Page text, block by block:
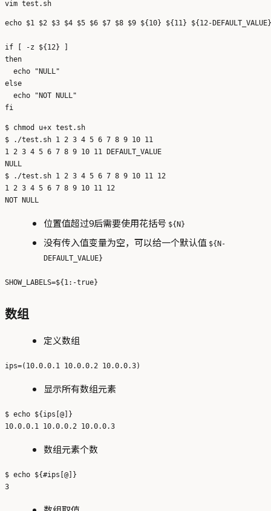
echo $1 $2 $3 $4 $5 $6 $7 $8 $9 ${10} ${11} ${12-DEFAULT_VALUE}
if [ -z ${12} ]
then
  echo "NULL"
else
  echo "NOT NULL"
$ chmod u+x test.sh
$ ./test.sh 1 2 3 4 5 6 7 8 9 10 11
1 2 3 4 5 6 7 8 9 10 11 DEFAULT_VALUE
NULL
$ ./test.sh 1 2 3 4 5 6 7 8 9 10 11 12
1 2 3 4 5 6 7 8 9 10 11 12
位置值超过9后需要使用花括号 ${N}
没有传入值变量为空，可以给一个默认值 ${N-
DEFAULT_VALUE}
数组
定义数组
显示所有数组元素
$ echo ${ips[@]}
数组元素个数
$ echo ${#ips[@]}